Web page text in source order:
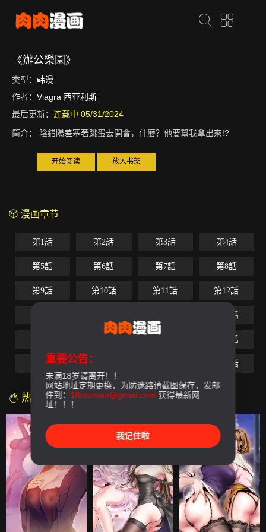
《辦公樂園》
类型： 韩漫
作者： Viagra 西亚利斯
最后更新： 连载中 05/31/2024
简介：
陰錯陽差塞著跳蛋去開會，什麼？他要幫我拿出來!?
开始阅读 放入书架
漫画章节
第1話 第2話 第3話 第4話
第5話 第6話 第7話 第8話
第9話 第10話 第11話 第12話
第16話
第20話
第21話 第22話 第24話
热门漫画
重要公告：
未满18岁请离开！！
网站地址定期更换，为防迷路请截图保存，发邮
件到： 18rouman@gmail.com 获得最新网
址！！！
我记住啦